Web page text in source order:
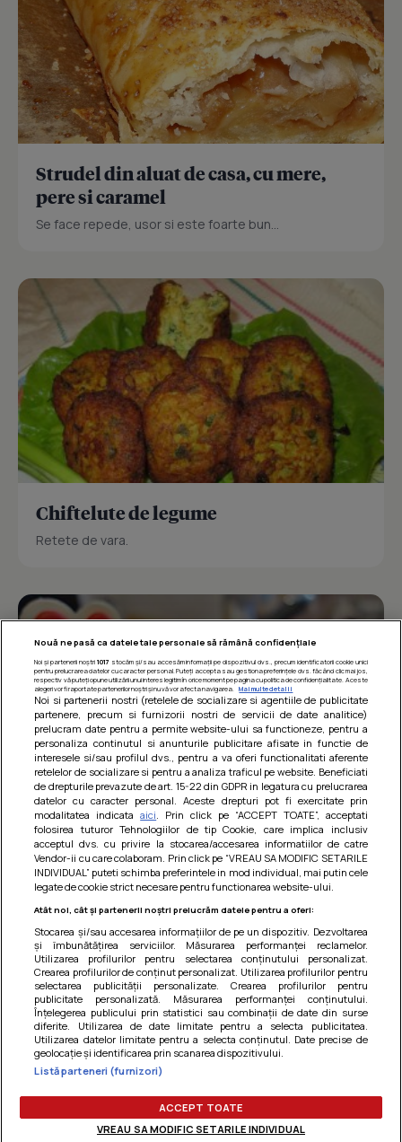
Strudel din aluat de casa, cu mere,
pere si caramel
Se face repede, usor si este foarte bun...
Chiftelute de legume
Retete de vara.
Barcute din vinete cu arpagic rosu
Un deliciu usor de preparat!
Termeni si conditii |
confidentialitate|Gestionați preferințele
Nouă ne pasă ca datele tale personale să rămână confidențiale
Noi și partenerii noștri 1017 stocăm și/sau accesăm informații pe dispozitivul dvs., precum identificatorii cookie unici
pentru prelucrarea datelor cu caracter personal. Puteți accepta sau gestiona preferințele dvs. făcând clic mai jos,
respectiv vă puteți opune utilizării unui interes legitim în orice moment pe pagina cu politica de confidențialitate. Aceste
alegeri vor fi raportate partenerilor noștri și nu vă vor afecta navigarea.
Mai multe detalii
Noi si partenerii nostri (retelele de socializare si agentiile de publicitate
partenere, precum si furnizorii nostri de servicii de date analitice)
prelucram date pentru a permite website-ului sa functioneze, pentru a
personaliza continutul si anunturile publicitare afisate in functie de
interesele si/sau profilul dvs., pentru a va oferi functionalitati aferente
retelelor de socializare si pentru a analiza traficul pe website. Beneficiati
de drepturile prevazute de art. 15-22 din GDPR in legatura cu prelucrarea
datelor cu caracter personal. Aceste drepturi pot fi exercitate prin
modalitatea indicataaici . Prin click pe “ACCEPT TOATE”, acceptati
folosirea tuturor Tehnologiilor de tip Cookie, care implica inclusiv
acceptul dvs. cu privire la stocarea/accesarea informatiilor de catre
Vendor-ii cu care colaboram. Prin click pe “VREAU SA MODIFIC SETARILE
INDIVIDUAL” puteti schimba preferintele in mod individual, mai putin cele
legate de cookie strict necesare pentru functionarea website-ului.
Atât noi, cât și partenerii noștri prelucrăm datele pentru a oferi:
Stocarea și/sau accesarea informațiilor de pe un dispozitiv. Dezvoltarea
și îmbunătățirea serviciilor. Măsurarea performanței reclamelor.
Utilizarea profilurilor pentru selectarea conținutului personalizat.
Crearea profilurilor de conținut personalizat. Utilizarea profilurilor pentru
selectarea publicității personalizate. Crearea profilurilor pentru
publicitate personalizată. Măsurarea performanței conținutului.
Înțelegerea publicului prin statistici sau combinații de date din surse
diferite. Utilizarea de date limitate pentru a selecta publicitatea.
Utilizarea datelor limitate pentru a selecta conținutul. Date precise de
geolocație și identificarea prin scanarea dispozitivului.
Listă parteneri (furnizori)
ACCEPT TOATE
VREAU SA MODIFIC SETARILE INDIVIDUAL